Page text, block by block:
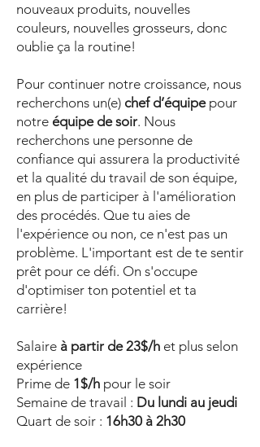
nouveaux produits, nouvelles
couleurs, nouvelles grosseurs, donc
oublie ça la routine!
Pour continuer notre croissance, nous
recherchons un(e) chef d’équipepour
notre équipe de soir. Nous
recherchons une personne de
confiance qui assurera la productivité
et la qualité du travail de son équipe,
en plus de participer à l'amélioration
des procédés. Que tu aies de
l'expérience ou non, ce n'est pas un
problème. L'important est de te sentir
prêt pour ce défi. On s'occupe
d'optimiser ton potentiel et ta
carrière!
Salaire à partir de 23$/h et plus selon
expérience
Prime de 1$/h pour le soir
Semaine de travail : Du lundi au jeudi
Quart de soir : 16h30 à 2h30